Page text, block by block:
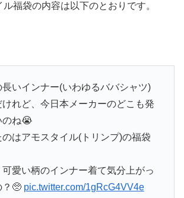
福袋の内容は以下のとおりです。
いインナー(いわゆるババシャツ)
れど、今日本メーカーのどこも発
のね😭
はアモスタイル(トリンプ)の福袋
愛い柄のインナー着て気分上がっ
？🥺 pic.twitter.com/1gRcG4VV4e